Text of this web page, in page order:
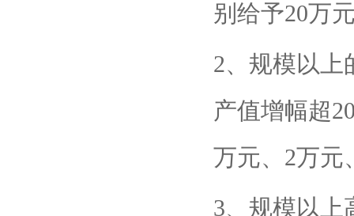
别给予20万
2、规模以上
产值增幅超
万元、2万元
3、规模以上